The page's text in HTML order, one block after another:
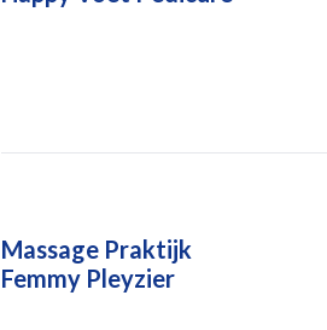
Massage Praktijk
Femmy Pleyzier